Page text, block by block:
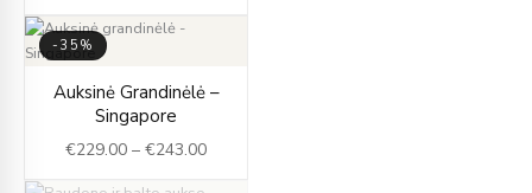
-35%
Auksinė Grandinėlė –
Singapore
€229.00 – €243.00
range:
through